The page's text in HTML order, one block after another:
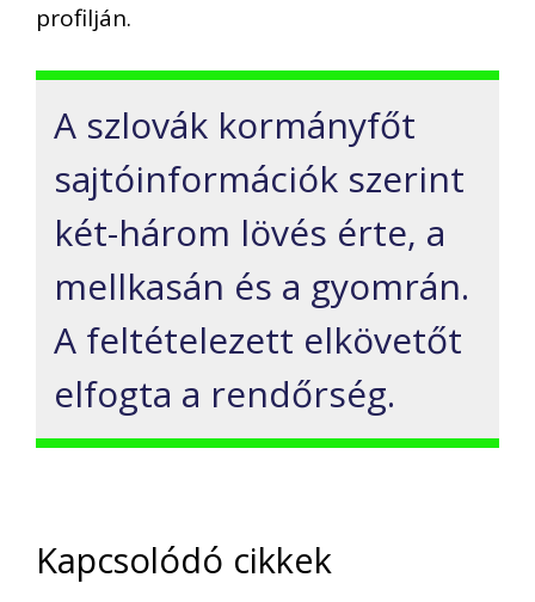
profilján.
A szlovák kormányfőt
sajtóinformációk szerint
két-három lövés érte, a
mellkasán és a gyomrán.
A feltételezett elkövetőt
elfogta a rendőrség.
Kapcsolódó cikkek